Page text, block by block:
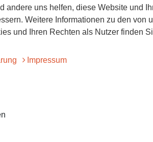
andere uns helfen, diese Website und
Weitere Informationen zu den von
und Ihren Rechten als Nutzer finden
Impressum